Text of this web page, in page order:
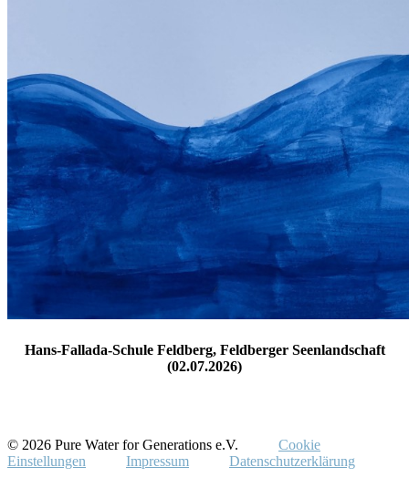
Hans-Fallada-Schule Feldberg, Feldberger Seenlandschaft
(02.07.2026)
© 2026 Pure Water for Generations e.V.
Cookie
Einstellungen
Impressum Datenschutzerklärung